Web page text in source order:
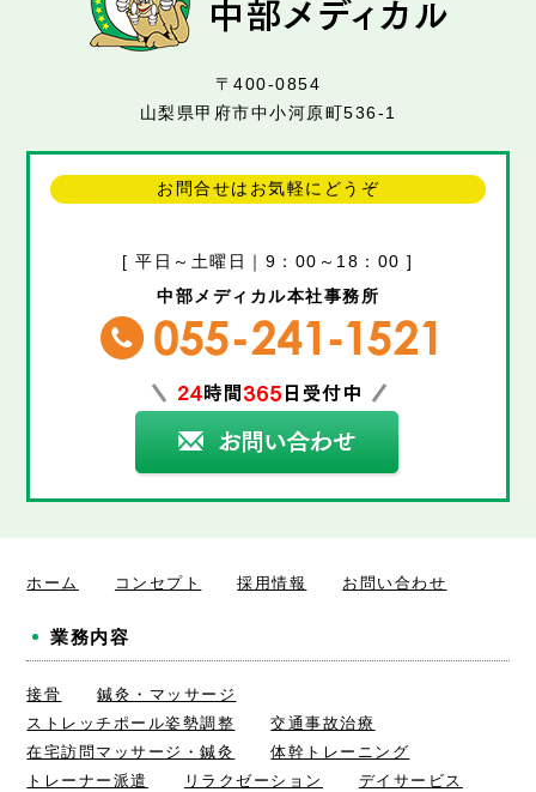
〒400-0854
山梨県甲府市中小河原町536-1
お問合せはお気軽にどうぞ
[ 平日～土曜日｜9：00～18：00 ]
中部メディカル本社事務所
ホーム コンセプト 採用情報 お問い合わせ
業務内容
接骨
鍼灸・マッサージ
ストレッチポール姿勢調整
交通事故治療
在宅訪問マッサージ・鍼灸
体幹トレーニング
トレーナー派遣
リラクゼーション デイサービス